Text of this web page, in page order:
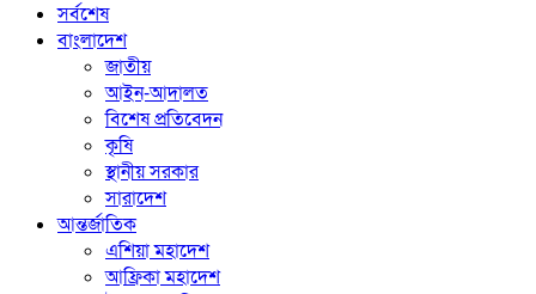
সর্বশেষ
বাংলাদেশ
জাতীয়
আইন-আদালত
বিশেষ প্রতিবেদন
কৃষি
স্থানীয় সরকার
সারাদেশ
আন্তর্জাতিক
এশিয়া মহাদেশ
আফ্রিকা মহাদেশ